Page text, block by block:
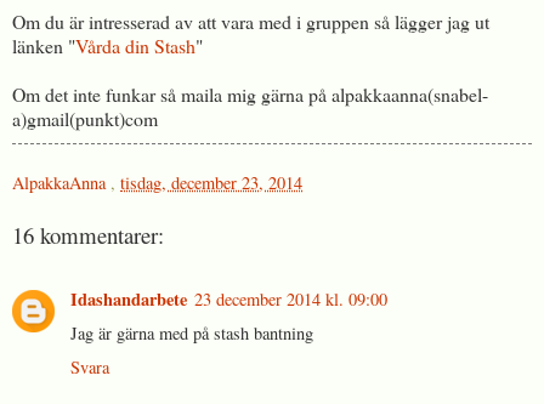
Om du är intresserad av att vara med i gruppen så lägger jag ut
länken "Vårda din Stash"
Om det inte funkar så maila mig gärna på alpakkaanna(snabel-
a)gmail(punkt)com
AlpakkaAnna , tisdag, december 23, 2014
16 kommentarer:
Idashandarbete 23 december 2014 kl. 09:00
Jag är gärna med på stash bantning
Svara